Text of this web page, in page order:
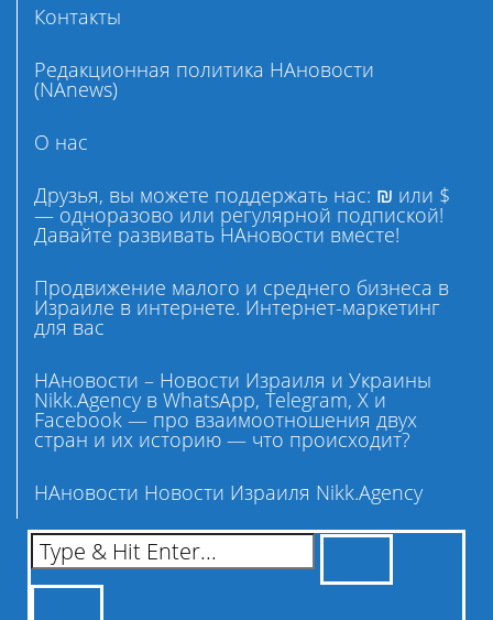
Контакты
Редакционная политика НАновости
(NAnews)
О нас
Друзья, вы можете поддержать нас: ₪ или $
— одноразово или регулярной подпиской!
Давайте развивать НАновости вместе!
Продвижение малого и среднего бизнеса в
Израиле в интернете. Интернет-маркетинг
для вас
НАновости – Новости Израиля и Украины
Nikk.Agency в WhatsApp, Telegram, X и
Facebook — про взаимоотношения двух
стран и их историю — что происходит?
НАновости Новости Израиля Nikk.Agency